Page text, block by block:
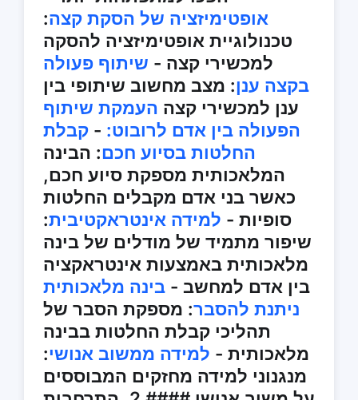
אופטימיזציה של הסקת קצה:
טכנולוגיית אופטימיזציה להסקה
למכשירי קצה - שיתוף פעולה
בקצה ענן: מצב מחשוב שיתופי בין
ענן למכשירי קצה העמקת שיתוף
הפעולה בין אדם לרובוט: - קבלת
החלטות בסיוע חכם: הבינה
המלאכותית מספקת סיוע חכם,
כאשר בני אדם מקבלים החלטות
סופיות - למידה אינטראקטיבית:
שיפור מתמיד של מודלים של בינה
מלאכותית באמצעות אינטראקציה
בין אדם למחשב - בינה מלאכותית
ניתנת להסבר: מספקת הסבר של
תהליכי קבלת החלטות בבינה
מלאכותית - למידה ממשוב אנושי:
מנגנוני למידה מחזקים המבוססים